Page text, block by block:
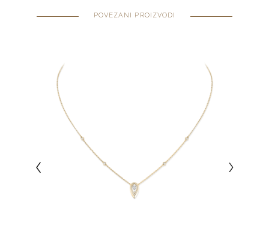
POVEZANI PROIZVODI